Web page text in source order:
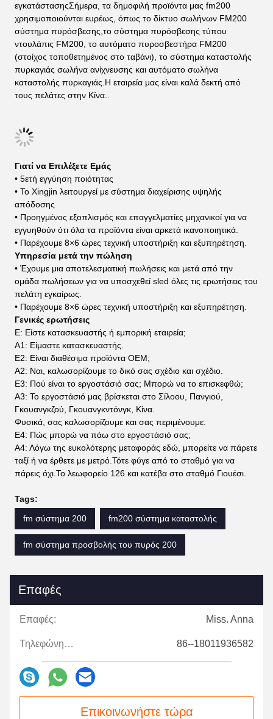
εγκατάστασηςΣήμερα, τα δημοφιλή προϊόντα μας fm200
χρησιμοποιούνται ευρέως, όπως το δίκτυο σωλήνων FM200
σύστημα πυρόσβεσης,το σύστημα πυρόσβεσης τύπου
ντουλάπις FM200, το αυτόματο πυροσβεστήρα FM200
(στοίχος τοποθετημένος στο ταβάνι), το σύστημα καταστολής
πυρκαγιάς σωλήνα ανίχνευσης και αυτόματο σωλήνα
καταστολής πυρκαγιάς.Η εταιρεία μας είναι καλά δεκτή από
τους πελάτες στην Κίνα..
Γιατί να Επιλέξετε Εμάς
• 5ετή εγγύηση ποιότητας
• Το Xingjin λειτουργεί με σύστημα διαχείρισης υψηλής
απόδοσης
• Προηγμένος εξοπλισμός και επαγγελματίες μηχανικοί για να
εγγυηθούν ότι όλα τα προϊόντα είναι αρκετά ικανοποιητικά.
• Παρέχουμε 8×6 ώρες τεχνική υποστήριξη και εξυπηρέτηση.
Υπηρεσία μετά την πώληση
• Έχουμε μια αποτελεσματική πωλήσεις και μετά από την
ομάδα πωλήσεων για να υποσχεθεί sled όλες τις ερωτήσεις του
πελάτη εγκαίρως.
• Παρέχουμε 8×6 ώρες τεχνική υποστήριξη και εξυπηρέτηση.
Γενικές ερωτήσεις
Ε: Είστε κατασκευαστής ή εμπορική εταιρεία;
Α1: Είμαστε κατασκευαστής.
Ε2: Είναι διαθέσιμα προϊόντα OEM;
Α2: Ναι, καλωσορίζουμε το δικό σας σχέδιο και σχέδιο.
Ε3: Πού είναι το εργοστάσιό σας; Μπορώ να το επισκεφθώ;
Α3: Το εργοστάσιό μας βρίσκεται στο Σίλοου, Πανγιού,
Γκουανγκζού, Γκουανγκντόνγκ, Κίνα.
Φυσικά, σας καλωσορίζουμε και σας περιμένουμε.
Ε4: Πώς μπορώ να πάω στο εργοστάσιό σας;
Α4: Λόγω της ευκολότερης μεταφοράς εδώ, μπορείτε να πάρετε
ταξί ή να έρθετε με μετρό.Τότε φύγε από το σταθμό για να
πάρεις όχι.Το λεωφορείο 126 και κατέβα στο σταθμό Γιουέσι.
Tags:
fm σύστημα 200
fm200 σύστημα καταστολής
fm σύστημα προσβολής του πυρός 200
Επαφές
Επαφές: Miss. Anna
Τηλεφώνημα: 86--18011936582
Επικοινωνήστε τώρα